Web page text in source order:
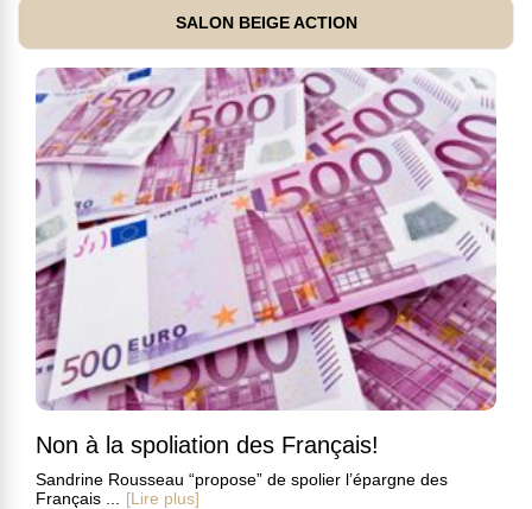
SALON BEIGE ACTION
Non à la spoliation des Français!
Sandrine Rousseau “propose” de spolier l’épargne des
Français ...
[Lire plus]